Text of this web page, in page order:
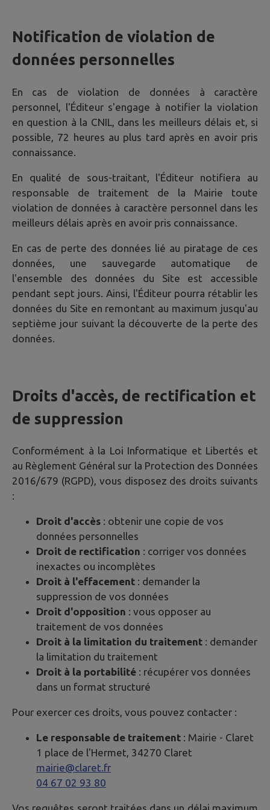
Notification de violation de
données personnelles
En cas de violation de données à caractère
personnel, l'Éditeur s'engage à notifier la violation
en question à la CNIL, dans les meilleurs délais et, si
possible, 72 heures au plus tard après en avoir pris
connaissance.
En qualité de sous-traitant, l'Éditeur notifiera au
responsable de traitement de la Mairie toute
violation de données à caractère personnel dans les
meilleurs délais après en avoir pris connaissance.
En cas de perte des données lié au piratage de ces
données, une sauvegarde automatique de
l'ensemble des données du Site est accessible
pendant sept jours. Ainsi, l'Éditeur pourra rétablir les
données du Site en remontant au maximum jusqu'au
septième jour suivant la découverte de la perte des
données.
Droits d'accès, de rectification et
de suppression
Conformément à la Loi Informatique et Libertés et
au Règlement Général sur la Protection des Données
2016/679 (RGPD), vous disposez des droits suivants
:
Droit d'accès : obtenir une copie de vos
données personnelles
Droit de rectification : corriger vos données
inexactes ou incomplètes
Droit à l'effacement : demander la
suppression de vos données
Droit d'opposition : vous opposer au
traitement de vos données
Droit à la limitation du traitement : demander
la limitation du traitement
Droit à la portabilité : récupérer vos données
dans un format structuré
Pour exercer ces droits, vous pouvez contacter :
Le responsable de traitement : Mairie - Claret
1 place de l'Hermet, 34270 Claret
mairie@claret.fr
04 67 02 93 80